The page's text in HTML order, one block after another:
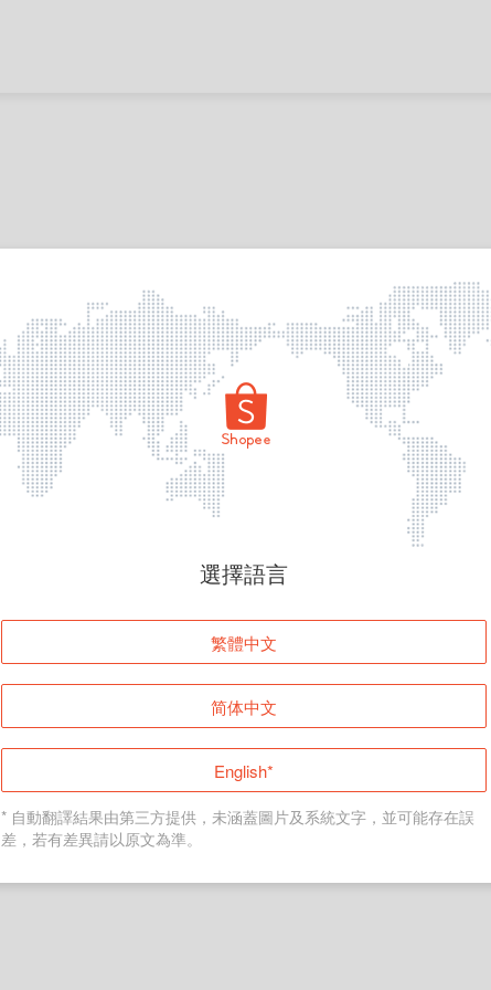
頁面無法顯示
登入
返回首頁
選擇語言
繁體中文
简体中文
English*
* 自動翻譯結果由第三方提供，未涵蓋圖片及系統文字，並可能存在誤
差，若有差異請以原文為準。